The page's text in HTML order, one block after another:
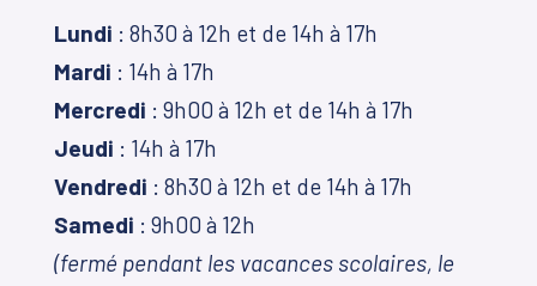
Lundi : 8h30 à 12h et de 14h à 17h
Mardi : 14h à 17h
Mercredi : 9h00 à 12h et de 14h à 17h
Jeudi : 14h à 17h
Vendredi : 8h30 à 12h et de 14h à 17h
Samedi : 9h00 à 12h
(fermé pendant les vacances scolaires, le